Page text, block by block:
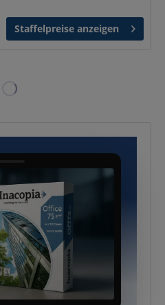
Staffelpreise anzeigen